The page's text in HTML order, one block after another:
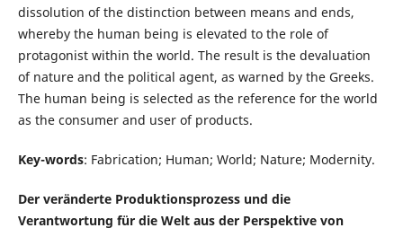
dissolution of the distinction between means and ends,
whereby the human being is elevated to the role of
protagonist within the world. The result is the devaluation
of nature and the political agent, as warned by the Greeks.
The human being is selected as the reference for the world
as the consumer and user of products.
Key-words: Fabrication; Human; World; Nature; Modernity.
Der veränderte Produktionsprozess und die
Verantwortung für die Welt aus der Perspektive von